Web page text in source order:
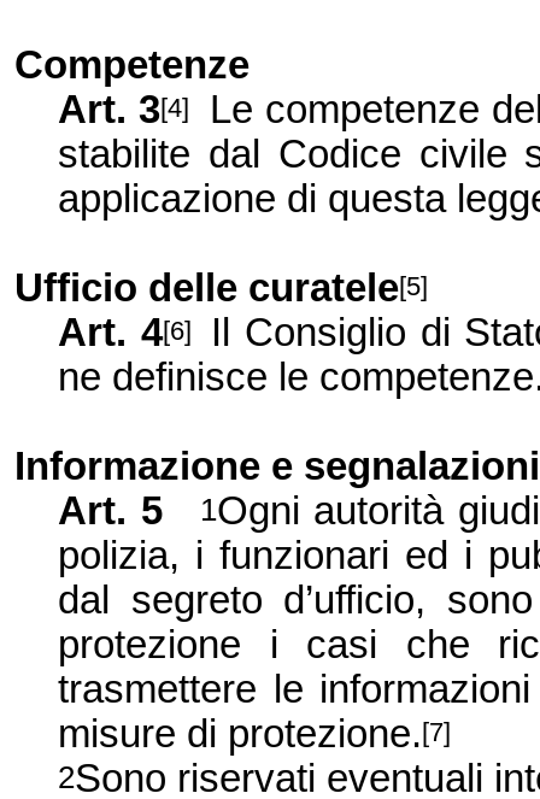
Competenze
Art. 3[4]
Le competenze
stabilite dal Codice civile
applicazione di questa
Ufficio delle curatele[5]
Art. 4[6]
Il Consiglio di
ne definisce le
Informazione e segnalazioni
Art. 5
1Ogni autorità
polizia, i funzionari ed i
dal segreto d’ufficio,
protezione i casi che
trasmettere le
misure di protezione.[7]
2Sono riservati eventuali